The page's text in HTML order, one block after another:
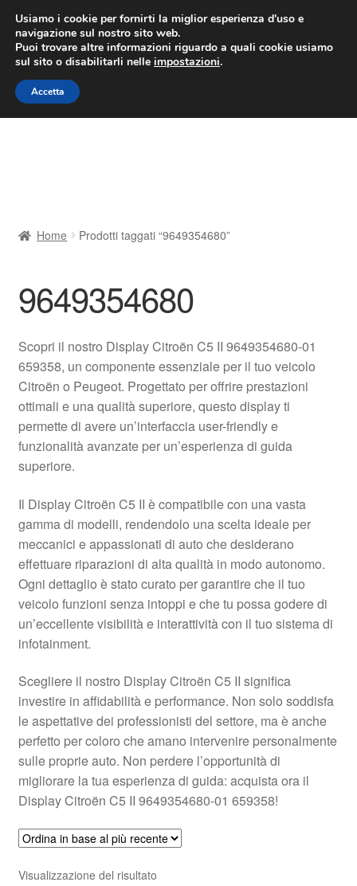
CONSEGNA da 7 EUR
Lun-Ven 9:00 - 16:00/800 580 290
Vai
alla
navigazione
Vai
al
contenuto
Contatto
Il mio account
Pagamenti
Politica sulla riservatezza
Procedura di Reclamo
Registratore di cassa
Rimostranza
Spedizione in tutto il mondo
Termini e condizioni
Home Prodotti taggati “9649354680”
9649354680
Scopri il nostro Display Citroën C5 II 9649354680-01
659358, un componente essenziale per il tuo veicolo
Citroën o Peugeot. Progettato per offrire prestazioni
ottimali e una qualità superiore, questo display ti
permette di avere un’interfaccia user-friendly e
funzionalità avanzate per un’esperienza di guida
superiore.
Il Display Citroën C5 II è compatibile con una vasta
gamma di modelli, rendendolo una scelta ideale per
meccanici e appassionati di auto che desiderano
effettuare riparazioni di alta qualità in modo autonomo.
Ogni dettaglio è stato curato per garantire che il tuo
veicolo funzioni senza intoppi e che tu possa godere di
un’eccellente visibilità e interattività con il tuo sistema di
infotainment.
Scegliere il nostro Display Citroën C5 II significa
investire in affidabilità e performance. Non solo soddisfa
le aspettative dei professionisti del settore, ma è anche
perfetto per coloro che amano intervenire personalmente
sulle proprie auto. Non perdere l’opportunità di
migliorare la tua esperienza di guida: acquista ora il
Display Citroën C5 II 9649354680-01 659358!
Visualizzazione del risultato
Usiamo i cookie per fornirti la miglior esperienza d'uso e
navigazione sul nostro sito web.
Puoi trovare altre informazioni riguardo a quali cookie usiamo
sul sito o disabilitarli nelle impostazioni.
Accetta